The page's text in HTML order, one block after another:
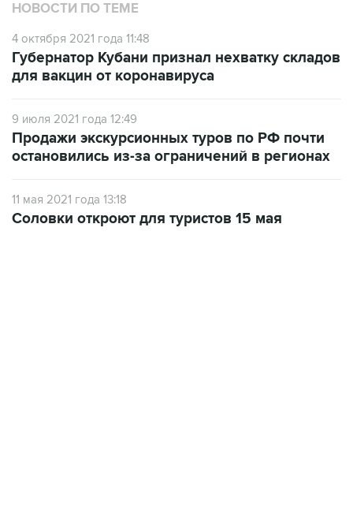
НОВОСТИ ПО ТЕМЕ
4 октября 2021 года 11:48
Губернатор Кубани признал нехватку складов
для вакцин от коронавируса
9 июля 2021 года 12:49
Продажи экскурсионных туров по РФ почти
остановились из-за ограничений в регионах
11 мая 2021 года 13:18
Соловки откроют для туристов 15 мая